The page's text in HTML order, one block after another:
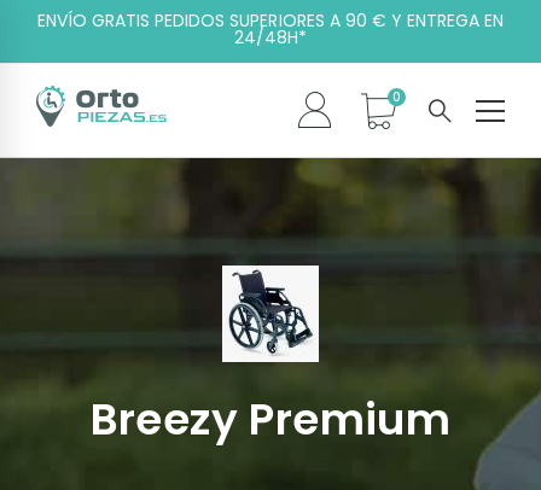
ENVÍO GRATIS PEDIDOS SUPERIORES A 90 € Y ENTREGA EN
24/48H*
Breezy Premium